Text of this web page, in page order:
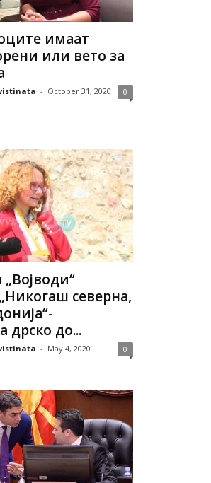
имаат
или вето за
- October 31, 2020 0
северна,
дрско до...
- May 4, 2020 0